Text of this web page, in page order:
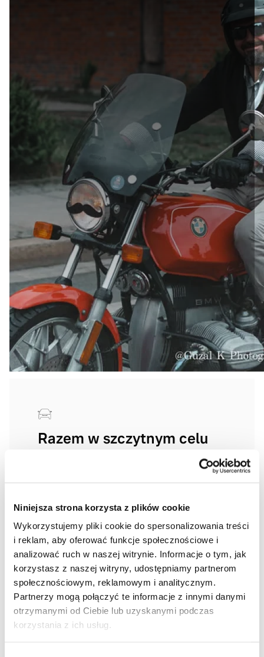
Niniejsza strona korzysta z plików cookie
Wykorzystujemy pliki cookie do spersonalizowania treści
i reklam, aby oferować funkcje społecznościowe i
analizować ruch w naszej witrynie. Informacje o tym, jak
korzystasz z naszej witryny, udostępniamy partnerom
społecznościowym, reklamowym i analitycznym.
Partnerzy mogą połączyć te informacje z innymi danymi
otrzymanymi od Ciebie lub uzyskanymi podczas
korzystania z ich usług.
Razem w szczytnym celu
V-Motors z dumą dołącza do tej globalnej
promujemy motoryzację w najlepszym
stylu, a jednocześnie zwracamy uwagę
na znaczenie troski o zdrowie
i świadomość profilaktyki.